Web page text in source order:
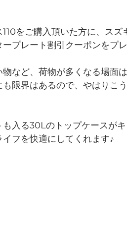
をご購入頂いた方に、スズ
ープレート割引クーポンをプ
など、荷物が多くなる場面
も限界はあるので、やはりこ
入る30Lのトップケースがキ
フを快適にしてくれます♪